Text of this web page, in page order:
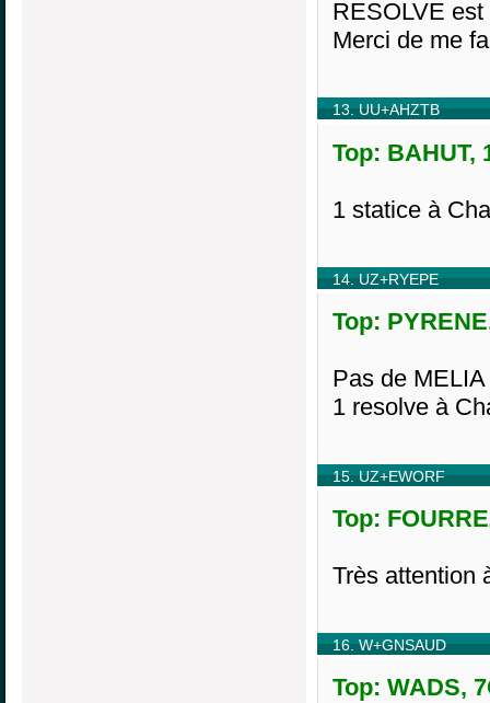
RESOLVE
Merci de me
13. UU+AHZTB
Top: BAHUT,
1 statice à
14. UZ+RYEPE
Top:
Pas de
1 resolve à
15. UZ+EWORF
Top:
Très attention
16. W+GNSAUD
Top: WADS,